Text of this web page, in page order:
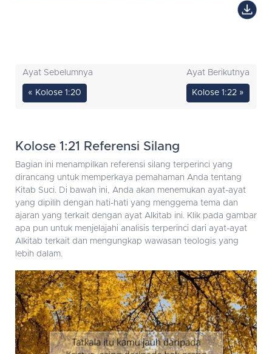
Ayat Sebelumnya
« Kolose 1:20
Ayat Berikutnya
Kolose 1:22 »
Kolose 1:21 Referensi Silang
Bagian ini menampilkan referensi silang terperinci yang
dirancang untuk memperkaya pemahaman Anda tentang
Kitab Suci. Di bawah ini, Anda akan menemukan ayat-ayat
yang dipilih dengan hati-hati yang menggema tema dan
ajaran yang terkait dengan ayat Alkitab ini. Klik pada gambar
apa pun untuk menjelajahi analisis terperinci dari ayat-ayat
Alkitab terkait dan mengungkap wawasan teologis yang
lebih dalam.